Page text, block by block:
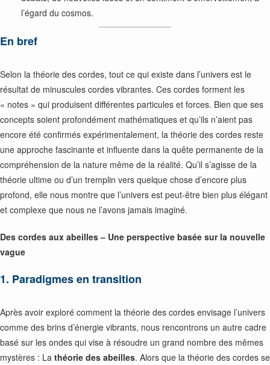
l’égard du cosmos.
En bref
Selon la théorie des cordes, tout ce qui existe dans l’univers est le
résultat de minuscules cordes vibrantes. Ces cordes forment les
« notes » qui produisent différentes particules et forces. Bien que ses
concepts soient profondément mathématiques et qu’ils n’aient pas
encore été confirmés expérimentalement, la théorie des cordes reste
une approche fascinante et influente dans la quête permanente de la
compréhension de la nature même de la réalité. Qu’il s’agisse de la
théorie ultime ou d’un tremplin vers quelque chose d’encore plus
profond, elle nous montre que l’univers est peut-être bien plus élégant
et complexe que nous ne l’avons jamais imaginé.
Des cordes aux abeilles – Une perspective basée sur la nouvelle
vague
1. Paradigmes en transition
Après avoir exploré comment la théorie des cordes envisage l’univers
comme des brins d’énergie vibrants, nous rencontrons un autre cadre
basé sur les ondes qui vise à résoudre un grand nombre des mêmes
mystères : La théorie des abeilles. Alors que la théorie des cordes se